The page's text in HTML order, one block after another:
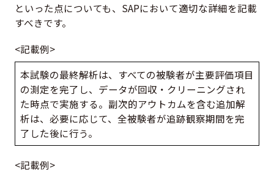
といった点についても、SAPにおいて適切な詳細を記載
すべきです。
<記載例>
本試験の最終解析は、すべての被験者が主要評価項目
の測定を完了し、データが回収・クリーニングされ
た時点で実施する。副次的アウトカムを含む追加解
析は、必要に応じて、全被験者が追跡観察期間を完
了した後に行う。
<記載例>